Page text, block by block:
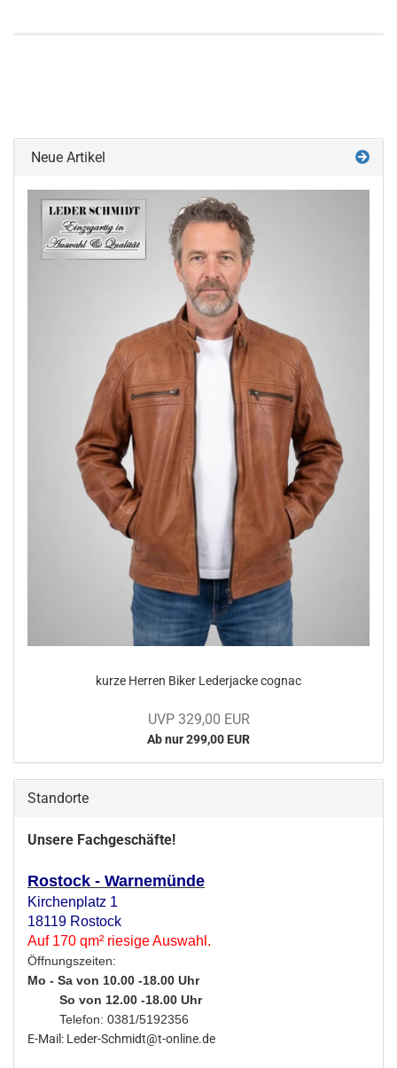
Neue Artikel
kurze Her­ren Biker Le­der­ja­cke co­gnac
UVP 329,00 EUR
Ab nur 299,00 EUR
Standorte
Unsere Fachgeschäfte!
Rostock - Warnemünde
Kirchenplatz 1
18119 Rostock
Auf 170 qm² riesige Auswahl.
Öffnungszeiten:
Mo - Sa von 10.00 -18.00 Uhr
So von 12.00 -18.00 Uhr
Telefon: 0381/5192356
E-Mail: Leder-Schmidt@t-online.de